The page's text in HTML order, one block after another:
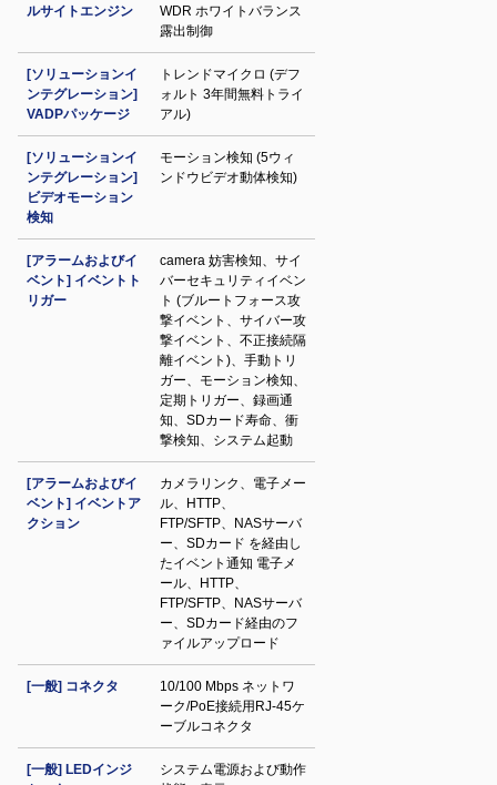
ルサイトエンジン
WDR ホワイトバランス
露出制御
[ソリューションイ
ンテグレーション]
VADPパッケージ
トレンドマイクロ (デフ
ォルト 3年間無料トライ
アル)
[ソリューションイ
ンテグレーション]
ビデオモーション
検知
モーション検知 (5ウィ
ンドウビデオ動体検知)
[アラームおよびイ
ベント] イベントト
リガー
camera 妨害検知、サイ
バーセキュリティイベン
ト (ブルートフォース攻
撃イベント、サイバー攻
撃イベント、不正接続隔
離イベント)、手動トリ
ガー、モーション検知、
定期トリガー、録画通
知、SDカード寿命、衝
撃検知、システム起動
[アラームおよびイ
ベント] イベントア
クション
カメラリンク、電子メー
ル、HTTP、
FTP/SFTP、NASサーバ
ー、SDカード を経由し
たイベント通知 電子メ
ール、HTTP、
FTP/SFTP、NASサーバ
ー、SDカード経由のフ
ァイルアップロード
[一般] コネクタ
10/100 Mbps ネットワ
ーク/PoE接続用RJ-45ケ
ーブルコネクタ
[一般] LEDインジ
システム電源および動作